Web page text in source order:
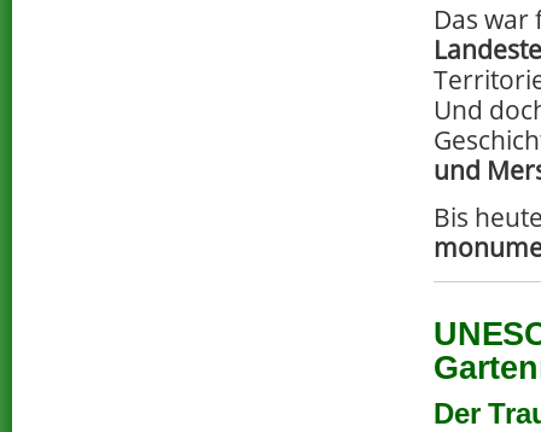
Das war
Und
und
Bis
Der